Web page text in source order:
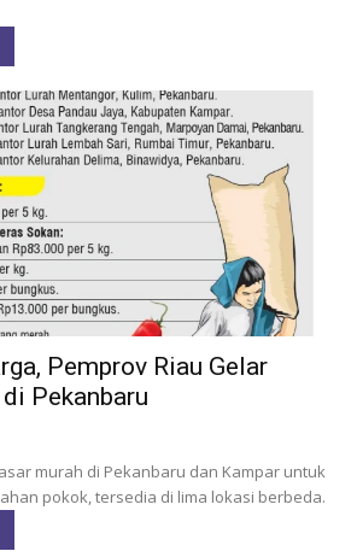
Pemprov Riau Gelar
Pekanbaru
murah di Pekanbaru dan Kampar untuk
pokok, tersedia di lima lokasi berbeda.